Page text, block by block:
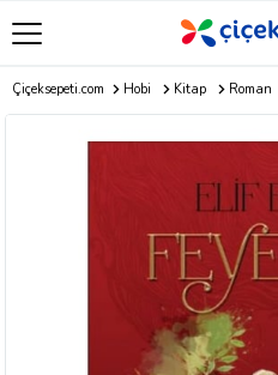
Çiçeksepeti.com Hobi Kitap Roman